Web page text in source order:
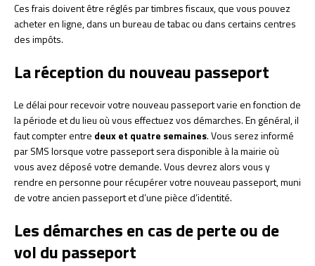
Ces frais doivent être réglés par timbres fiscaux, que vous pouvez
acheter en ligne, dans un bureau de tabac ou dans certains centres
des impôts.
La réception du nouveau passeport
Le délai pour recevoir votre nouveau passeport varie en fonction de
la période et du lieu où vous effectuez vos démarches. En général, il
faut compter entre deux et quatre semaines. Vous serez informé
par SMS lorsque votre passeport sera disponible à la mairie où
vous avez déposé votre demande. Vous devrez alors vous y
rendre en personne pour récupérer votre nouveau passeport, muni
de votre ancien passeport et d’une pièce d’identité.
Les démarches en cas de perte ou de
vol du passeport